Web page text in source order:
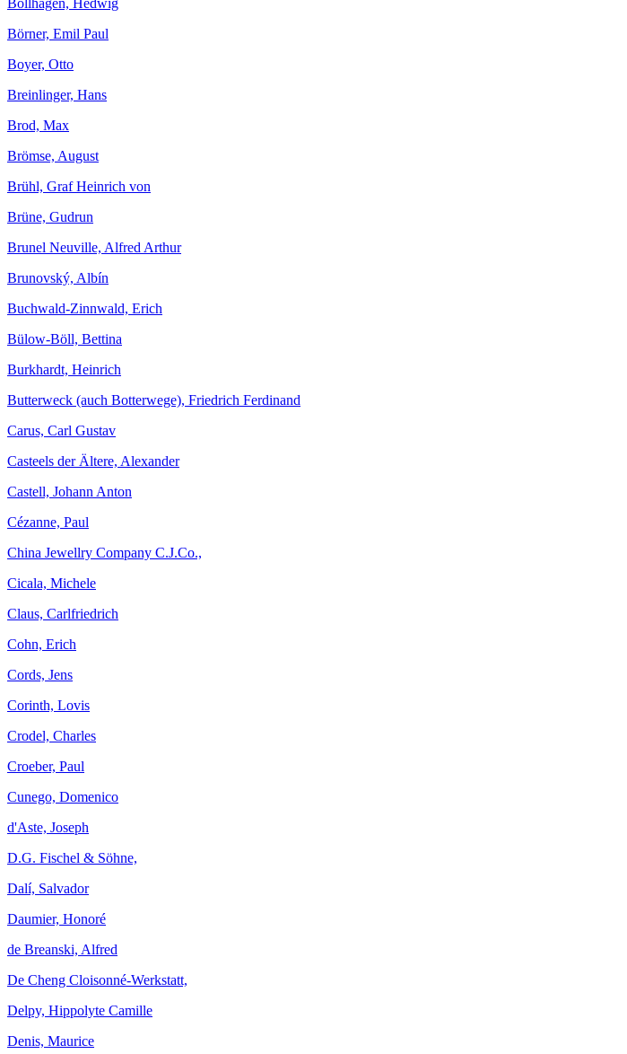
Bollhagen, Hedwig
Börner, Emil Paul
Boyer, Otto
Breinlinger, Hans
Brod, Max
Brömse, August
Brühl, Graf Heinrich von
Brüne, Gudrun
Brunel Neuville, Alfred Arthur
Brunovský, Albín
Buchwald-Zinnwald, Erich
Bülow-Böll, Bettina
Burkhardt, Heinrich
Butterweck (auch Botterwege), Friedrich Ferdinand
Carus, Carl Gustav
Casteels der Ältere, Alexander
Castell, Johann Anton
Cézanne, Paul
China Jewellry Company C.J.Co.,
Cicala, Michele
Claus, Carlfriedrich
Cohn, Erich
Cords, Jens
Corinth, Lovis
Crodel, Charles
Croeber, Paul
Cunego, Domenico
d'Aste, Joseph
D.G. Fischel & Söhne,
Dalí, Salvador
Daumier, Honoré
de Breanski, Alfred
De Cheng Cloisonné-Werkstatt,
Delpy, Hippolyte Camille
Denis, Maurice